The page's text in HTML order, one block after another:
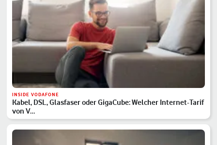
INSIDE VODAFONE
Kabel, DSL, Glasfaser oder GigaCube: Welcher Internet-Tarif
von V…